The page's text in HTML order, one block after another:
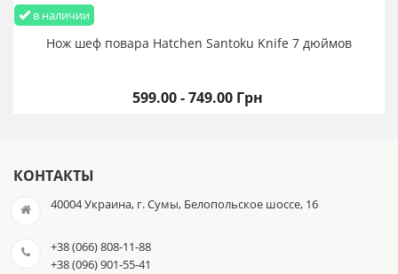
в наличии
Нож шеф повара Hatchen Santoku Knife 7 дюймов
599.00 - 749.00 Грн
КОНТАКТЫ
40004 Украина, г. Сумы, Белопольское шоссе, 16
+38 (066) 808-11-88
+38 (096) 901-55-41